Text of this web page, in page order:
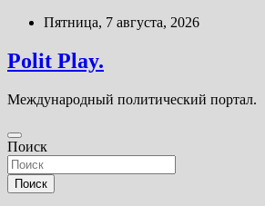
Перейти
содержимому
Пятница, 7 августа, 2026
Polit Play.
Международный политический портал.
Поиск
Поиск